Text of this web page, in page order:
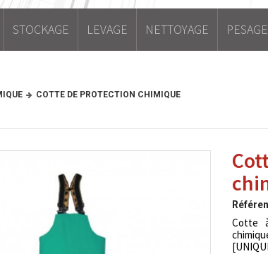
STOCKAGE LEVAGE NETTOYAGE PESAGE
COTTE DE PROTECTION CHIMIQUE
Cotte